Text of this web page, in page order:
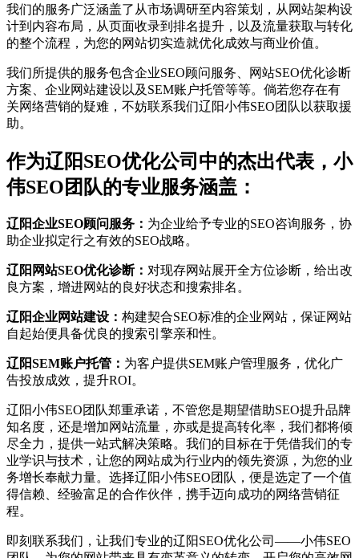
我们的服务广泛涵盖了从市场调研至内容策划，从网站架构设
计到内容布局，从页面收录到排名提升，以及流量获取与转化
的整个流程，为您的网站切实造就优化成效与商业价值。
我们所提供的服务包含企业SEO顾问服务、网站SEO优化诊断
方案、企业网站建设以及SEM账户托管等等。倘若您存在有
关网络营销的疑难，不妨联系我们辽阳小伟SEO团队以获取援
助。
作为辽阳SEO优化公司中的杰出代表，小
伟SEO团队的专业服务涵盖：
辽阳企业SEO顾问服务： 为企业给予专业的SEO咨询服务，协
助企业拟定行之有效的SEO战略。
辽阳网站SEO优化诊断： 对现存网站展开全方位诊断，给出改
良方案，增进网站的良好状态和搜索排名。
辽阳企业网站建设： 构建契合SEO标准的企业网站，保证网站
自起始便具备优良的搜索引擎亲和性。
辽阳SEM账户托管： 为客户提供SEM账户管理服务，优化广
告投放成效，提升ROI。
辽阳小伟SEO团队郑重承诺，不管您是期望借助SEO提升品牌
知名度，还是增加网站流量，亦或是提高转化率，我们都将倾
尽全力，提供一站式解决策略。我们的目标在于凭借我们的专
业学识与技术，让您的网站成为行业内的领先资源，为您的业
务增长奉献力量。选择辽阳小伟SEO团队，便是选定了一个值
得信赖、经验富足的合作伙伴，携手迈向成功的网络营销征
程。
即刻联系我们，让我们专业的辽阳SEO优化公司——小伟SEO